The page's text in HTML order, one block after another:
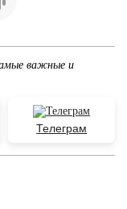
важные и
Телеграм